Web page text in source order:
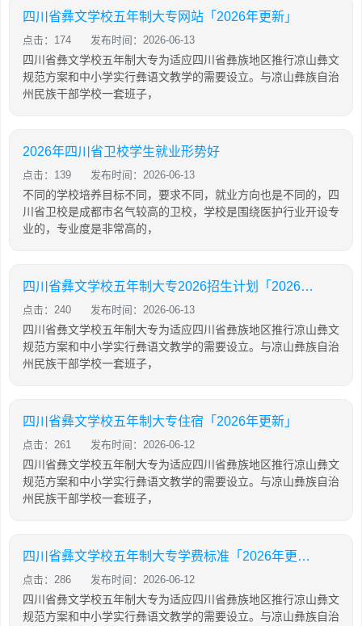
四川省彝文学校五年制大专网站「2026年更新」
点击：174 发布时间：2026-06-13
四川省彝文学校五年制大专为适应四川省彝族地区推行凉山彝文
规范方案和中小学实行彝语文教学的需要设立。与凉山彝族自治
州民族干部学校一套班子，
2026年四川省卫校学生就业形势好
点击：139 发布时间：2026-06-13
不同的学校培养目标不同，要求不同，就业方向也是不同的，四
川省卫校是成都市名气较高的卫校，学校是围绕医护行业开设专
业的，专业度是非常高的，
四川省彝文学校五年制大专2026招生计划「2026年更新」
点击：240 发布时间：2026-06-13
四川省彝文学校五年制大专为适应四川省彝族地区推行凉山彝文
规范方案和中小学实行彝语文教学的需要设立。与凉山彝族自治
州民族干部学校一套班子，
四川省彝文学校五年制大专住宿「2026年更新」
点击：261 发布时间：2026-06-12
四川省彝文学校五年制大专为适应四川省彝族地区推行凉山彝文
规范方案和中小学实行彝语文教学的需要设立。与凉山彝族自治
州民族干部学校一套班子，
四川省彝文学校五年制大专学费标准「2026年更新」
点击：286 发布时间：2026-06-12
四川省彝文学校五年制大专为适应四川省彝族地区推行凉山彝文
规范方案和中小学实行彝语文教学的需要设立。与凉山彝族自治